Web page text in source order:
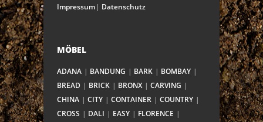
Impressum
Datenschutz
MÖBEL
ADANA BANDUNG BARK
BOMBAY
BREAD
BRICK BRONX
CARVING
CHINA
CITY CONTAINER
COUNTRY
CROSS
DALI EASY
FLORENCE